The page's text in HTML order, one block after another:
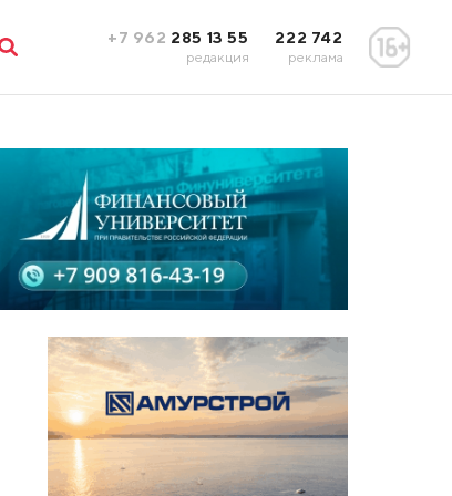
+7 962 285 13 55
редакция
222 742
реклама